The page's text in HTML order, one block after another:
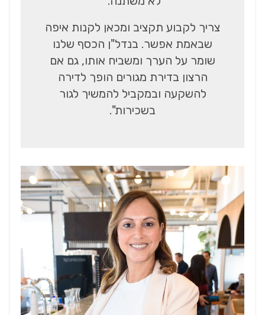
צריך לקבוע תקציב ומכאן לקנות איפה
שבאמת אפשר. בנדל"ן הכסף שלנו
שומר על הערך ומשביח אותו, גם אם
הרצון בדירת מגורים הופך לדירה
להשקעה ובמקביל להמשיך לגור
בשכירות".